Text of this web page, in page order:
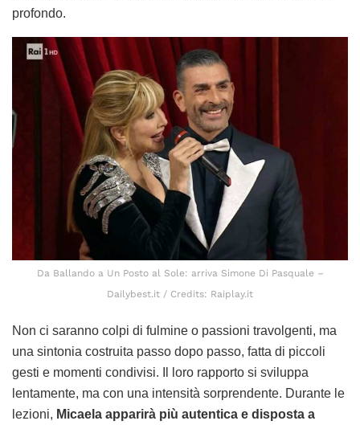
profondo.
Da Ballando a Un Posto al Sole: arriva Simone Di Pasquale –
Dailybest.it / Credits: Raiplay.it
Non ci saranno colpi di fulmine o passioni travolgenti, ma
una sintonia costruita passo dopo passo, fatta di piccoli
gesti e momenti condivisi. Il loro rapporto si sviluppa
lentamente, ma con una intensità sorprendente. Durante le
lezioni, Micaela apparirà più autentica e disposta a